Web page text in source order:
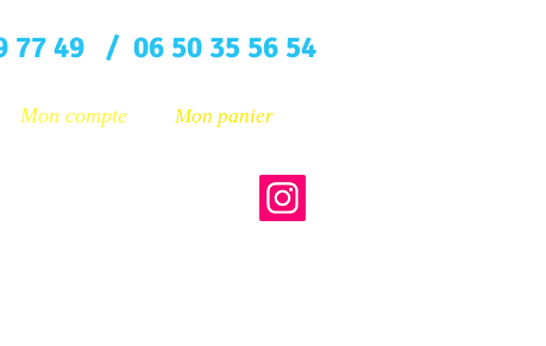
77 49 / 06 50 35 56 54
Mon compte Mon panier